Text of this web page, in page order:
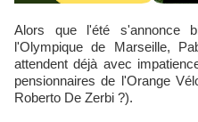
Alors que l'été s'annonce bien mouvementé du côté de
l'Olympique de Marseille,
attendent déjà avec
pensionnaires de l'Orange
Roberto De Zerbi ?).